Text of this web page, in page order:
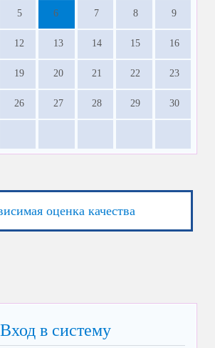
5 6 7 8 9
12 13 14 15 16
19 20 21 22 23
26 27 28 29 30
оценка качества
Вход в систему